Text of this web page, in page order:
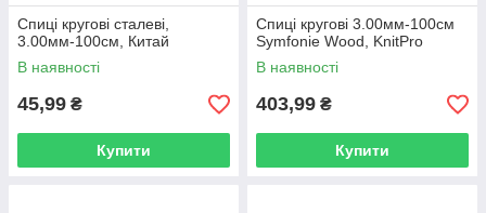
Спиці кругові сталеві,
3.00мм-100см, Китай
В наявності
45,99 ₴
Купити
Спиці кругові 3.00мм-100см
Symfonie Wood, KnitPro
В наявності
403,99 ₴
Купити